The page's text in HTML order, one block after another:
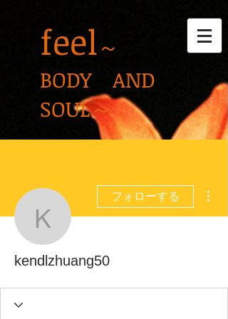
feel～
BODY AND
SOUL～
kendlzhuang50
フォローする
kendlzhuang50